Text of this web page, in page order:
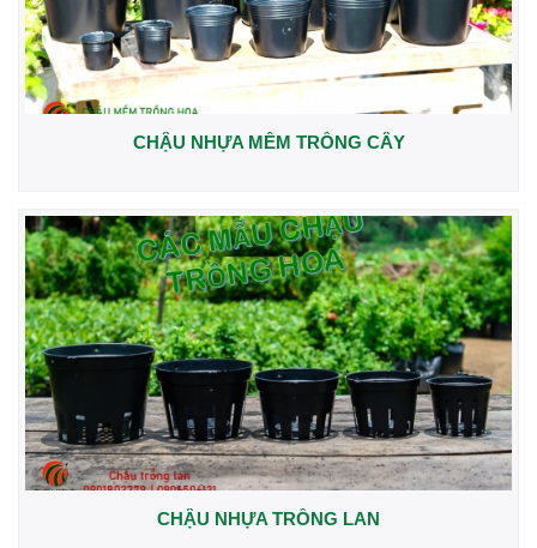
CHẬU NHỰA MỀM TRỒNG CÂY
CHẬU NHỰA TRỒNG LAN